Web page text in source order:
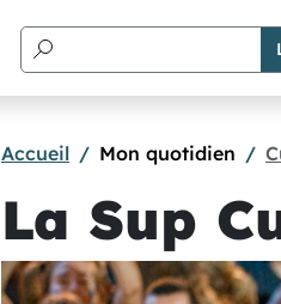
Accueil Mon quotidien
La Sup